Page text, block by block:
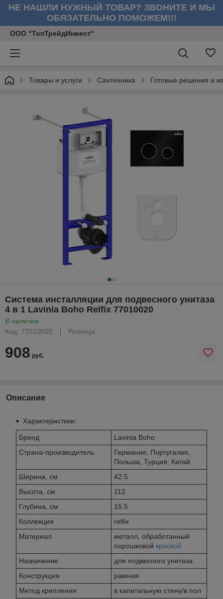
НЕ НАШЛИ НУЖНЫЙ ТОВАР? ЗВОНИТЕ И МЫ
ОБЯЗАТЕЛЬНО ПОМОЖЕМ!!!
ООО "ТопТрейдИнвест"
Товары и услуги Сантехника Готовые решения и
Система инсталляции для подвесного унитаза
4 в 1 Lavinia Boho Relfix 77010020
В наличии
Код: 77010020
Розница
908 руб.
Описание
Характеристики:
Бренд
Lavinia Boho
Страна-производитель
Германия, Португалия,
Польша, Турция, Китай
Ширина, см
42.5
Высота, см
112
Глубина, см
15.5
Коллекция
relfix
Материал
металл, обработанный
порошковой краской
Назначение
для подвесного унитаза
Конструкция
рамная
Метод крепления
в капитальную стену/в пол